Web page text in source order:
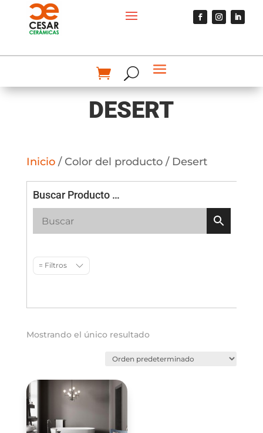
DESERT
Inicio/ Color del producto / Desert
Buscar Producto …
= Filtros
Mostrando el único resultado